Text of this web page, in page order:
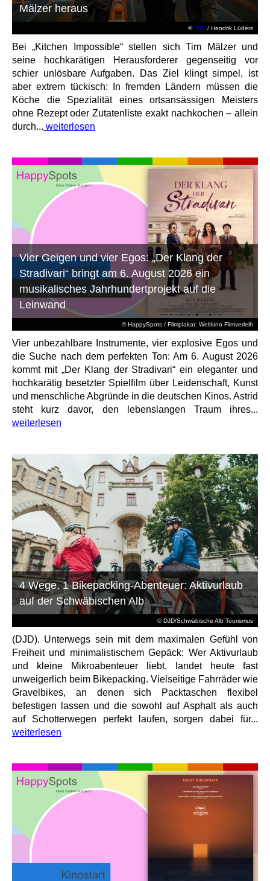
©RTL / Hendrik Lüders
Mälzer heraus
Bei „Kitchen Impossible“ stellen sich Tim Mälzer und
seine hochkarätigen Herausforderer gegenseitig vor
schier unlösbare Aufgaben. Das Ziel klingt simpel, ist
aber extrem tückisch: In fremden Ländern müssen die
Köche die Spezialität eines ortsansässigen Meisters
ohne Rezept oder Zutatenliste exakt nachkochen – allein
durch... weiterlesen
© HappySpots / Filmplakat: Weltkino Filmverleih
Vier Geigen und vier Egos: „Der Klang der
Stradivari“ bringt am 6. August 2026 ein
musikalisches Jahrhundertprojekt auf die
Leinwand
Vier unbezahlbare Instrumente, vier explosive Egos und
die Suche nach dem perfekten Ton: Am 6. August 2026
kommt mit „Der Klang der Stradivari“ ein eleganter und
hochkarätig besetzter Spielfilm über Leidenschaft, Kunst
und menschliche Abgründe in die deutschen Kinos. Astrid
steht kurz davor, den lebenslangen Traum ihres...
weiterlesen
© DJD/Schwäbische Alb Tourismus
4 Wege, 1 Bikepacking-Abenteuer: Aktivurlaub
auf der Schwäbischen Alb
(DJD). Unterwegs sein mit dem maximalen Gefühl von
Freiheit und minimalistischem Gepäck: Wer Aktivurlaub
und kleine Mikroabenteuer liebt, landet heute fast
unweigerlich beim Bikepacking. Vielseitige Fahrräder wie
Gravelbikes, an denen sich Packtaschen flexibel
befestigen lassen und die sowohl auf Asphalt als auch
auf Schotterwegen perfekt laufen, sorgen dabei für...
weiterlesen